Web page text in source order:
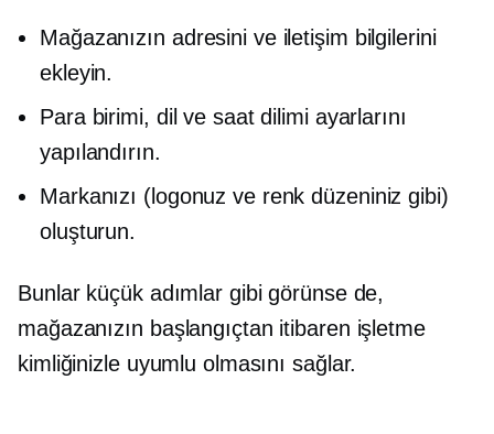
Mağazanızın adresini ve iletişim bilgilerini
ekleyin.
Para birimi, dil ve saat dilimi ayarlarını
yapılandırın.
Markanızı (logonuz ve renk düzeniniz gibi)
oluşturun.
Bunlar küçük adımlar gibi görünse de,
mağazanızın başlangıçtan itibaren işletme
kimliğinizle uyumlu olmasını sağlar.